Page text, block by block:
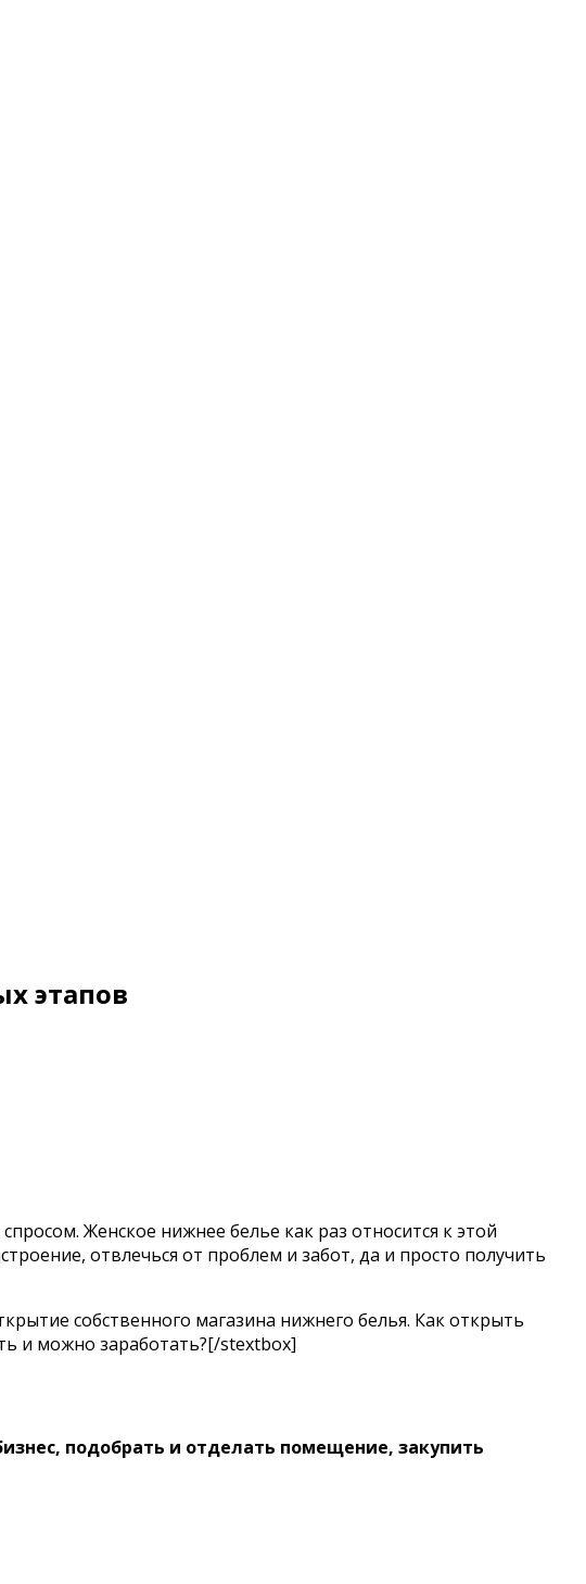
этапов
Женское нижнее белье как раз относится к этой
отвлечься от проблем и забот, да и просто получить
собственного магазина нижнего белья. Как открыть
и можно заработать?[/stextbox]
подобрать и отделать помещение, закупить